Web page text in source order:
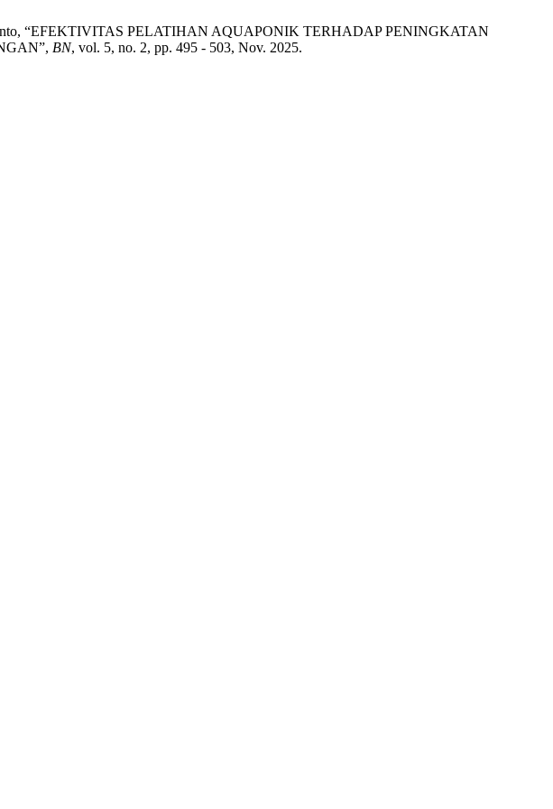
“EFEKTIVITAS PELATIHAN AQUAPONIK TERHADAP PENINGKATAN
BN, vol. 5, no. 2, pp. 495 - 503, Nov. 2025.